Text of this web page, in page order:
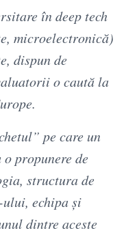
în deep tech
microelectronică)
dispun de
o caută la
pe care un
propunere de
structura de
echipa și
dintre aceste